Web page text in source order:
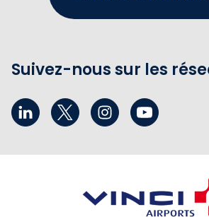
Suivez-nous sur les